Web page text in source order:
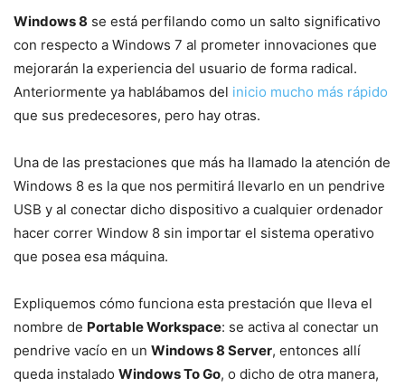
Windows 8 se está perfilando como un salto significativo
con respecto a Windows 7 al prometer innovaciones que
mejorarán la experiencia del usuario de forma radical.
Anteriormente ya hablábamos del inicio mucho más rápido
que sus predecesores, pero hay otras.
Una de las prestaciones que más ha llamado la atención de
Windows 8 es la que nos permitirá llevarlo en un pendrive
USB y al conectar dicho dispositivo a cualquier ordenador
hacer correr Window 8 sin importar el sistema operativo
que posea esa máquina.
Expliquemos cómo funciona esta prestación que lleva el
nombre de Portable Workspace: se activa al conectar un
pendrive vacío en un Windows 8 Server, entonces allí
queda instalado Windows To Go, o dicho de otra manera,